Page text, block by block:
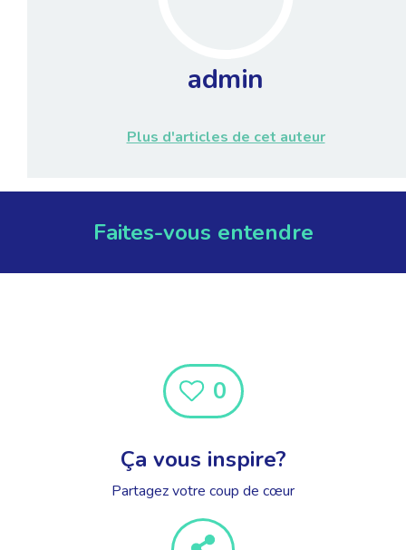
admin
Plus d'articles de cet auteur
Faites-vous entendre
0
Ça vous inspire?
Partagez votre coup de cœur